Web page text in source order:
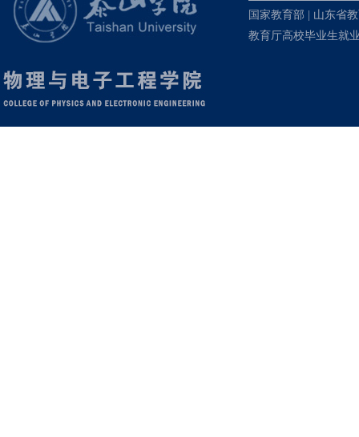
国家教育部
山东省
教育厅高校毕业生就